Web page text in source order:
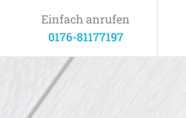
Einfach anrufen
0176-81177197